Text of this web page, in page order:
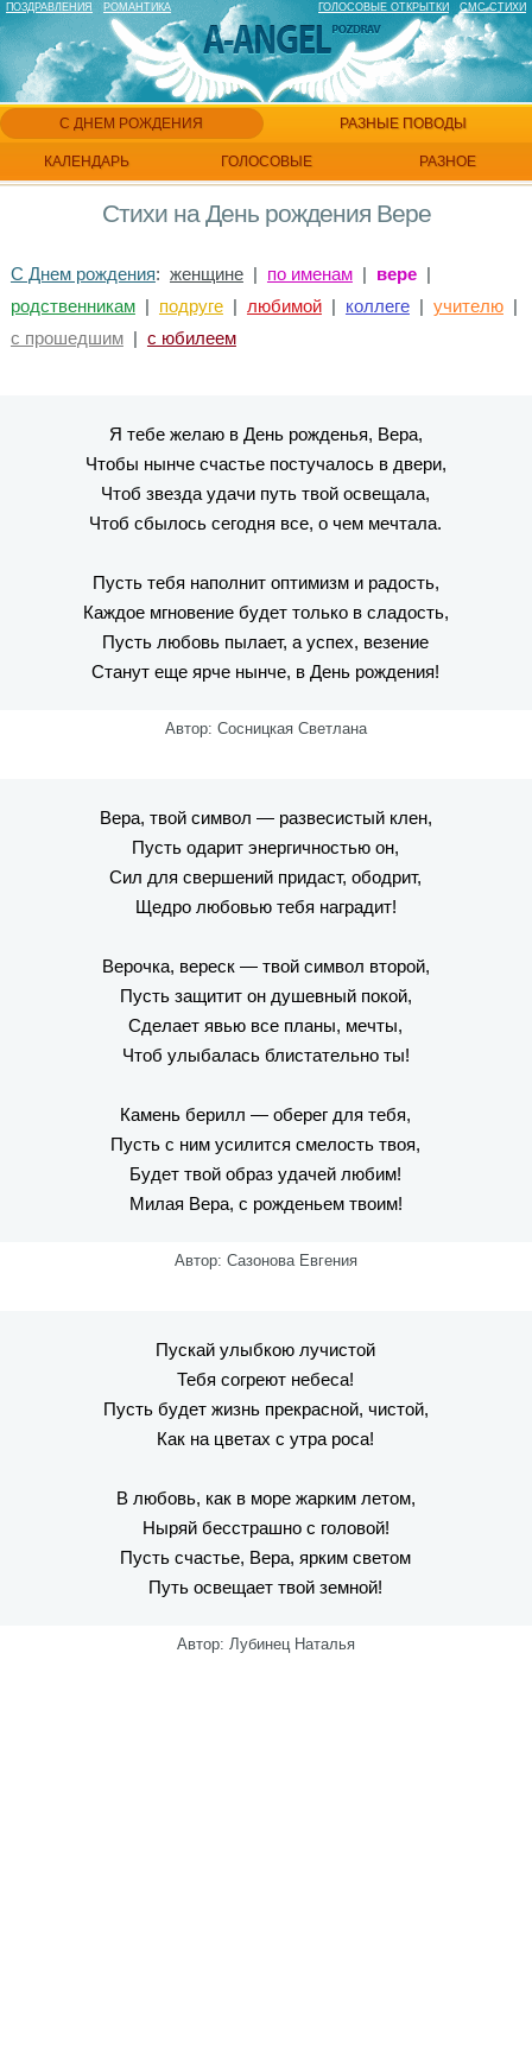
ПОЗДРАВЛЕНИЯ РОМАНТИКА ГОЛОСОВЫЕ ОТКРЫТКИ СМС СТИХИ
С ДНЕМ РОЖДЕНИЯ РАЗНЫЕ ПОВОДЫ
ГОЛОСОВЫЕ
КАЛЕНДАРЬ РАЗНОЕ
Стихи на День рождения Вере
С Днем рождения: женщине| по именам| вере|
родственникам| подруге| любимой| коллеге| учителю|
с прошедшим| с юбилеем
Я тебе желаю в День рожденья, Вера,
Чтобы нынче счастье постучалось в двери,
Чтоб звезда удачи путь твой освещала,
Чтоб сбылось сегодня все, о чем мечтала.
Пусть тебя наполнит оптимизм и радость,
Каждое мгновение будет только в сладость,
Пусть любовь пылает, а успех, везение
Станут еще ярче нынче, в День рождения!
Автор: Сосницкая Светлана
Вера, твой символ — развесистый клен,
Пусть одарит энергичностью он,
Сил для свершений придаст, ободрит,
Щедро любовью тебя наградит!
Верочка, вереск — твой символ второй,
Пусть защитит он душевный покой,
Сделает явью все планы, мечты,
Чтоб улыбалась блистательно ты!
Камень берилл — оберег для тебя,
Пусть с ним усилится смелость твоя,
Будет твой образ удачей любим!
Милая Вера, с рожденьем твоим!
Автор: Сазонова Евгения
Пускай улыбкою лучистой
Тебя согреют небеса!
Пусть будет жизнь прекрасной, чистой,
Как на цветах с утра роса!
В любовь, как в море жарким летом,
Ныряй бесстрашно с головой!
Пусть счастье, Вера, ярким светом
Путь освещает твой земной!
Автор: Лубинец Наталья